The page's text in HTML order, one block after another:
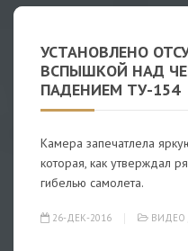
УСТАНОВЛЕНО
ВСПЫШКОЙ НАД
ПАДЕНИЕМ ТУ-154
Камера запечатлела
которая, как утверждал
гибелью самолета.
26-ДЕК-2016 ВИДЕО